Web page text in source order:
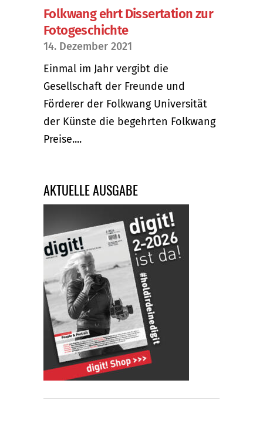
Folkwang ehrt Dissertation zur
Fotogeschichte
14. Dezember 2021
Einmal im Jahr vergibt die
Gesellschaft der Freunde und
Förderer der Folkwang Universität
der Künste die begehrten Folkwang
Preise....
AKTUELLE AUSGABE